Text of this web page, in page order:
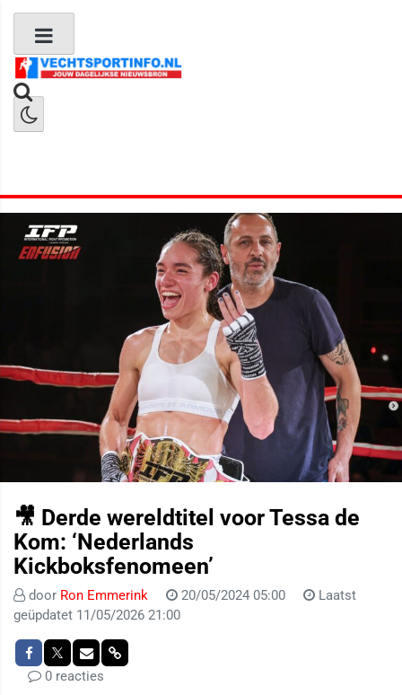
🎥 Derde wereldtitel voor Tessa de
Kom: ‘Nederlands
Kickboksfenomeen’
door Ron Emmerink 20/05/2024 05:00
Laatst
geüpdatet 11/05/2026 21:00
0 reacties